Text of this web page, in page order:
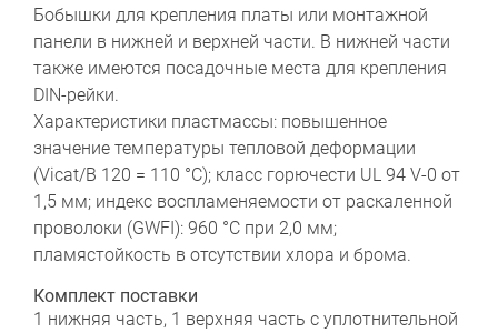
Бобышки для крепления платы или монтажной
панели в нижней и верхней части. В нижней части
также имеются посадочные места для крепления
DIN-рейки.
Характеристики пластмассы: повышенное
значение температуры тепловой деформации
(Vicat/B 120 = 110 °C); класс горючести UL 94 V-0 от
1,5 мм; индекс воспламеняемости от раскаленной
проволоки (GWFI): 960 °C при 2,0 мм;
пламястойкость в отсутствии хлора и брома.
Комплект поставки
1 нижняя часть, 1 верхняя часть с уплотнительной